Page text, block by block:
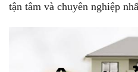
tận tâm và chuyên nghiệp